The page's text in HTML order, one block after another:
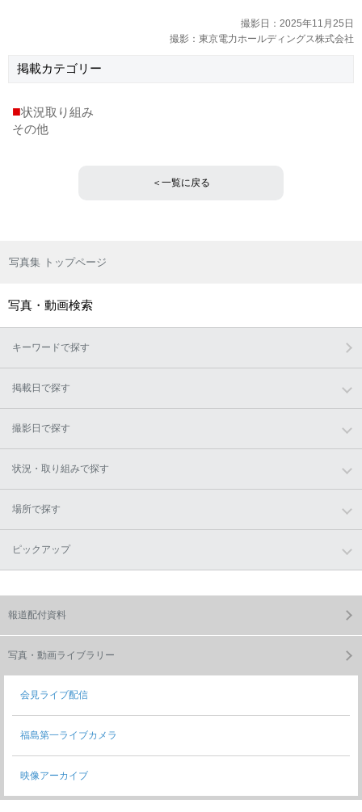
撮影日：2025年11月25日
撮影：東京電力ホールディングス株式会社
掲載カテゴリー
■状況取り組み
その他
＜一覧に戻る
写真集 トップページ
写真・動画検索
キーワードで探す
掲載日で探す
撮影日で探す
状況・取り組みで探す
場所で探す
ピックアップ
報道配付資料
写真・動画ライブラリー
会見ライブ配信
福島第一ライブカメラ
映像アーカイブ